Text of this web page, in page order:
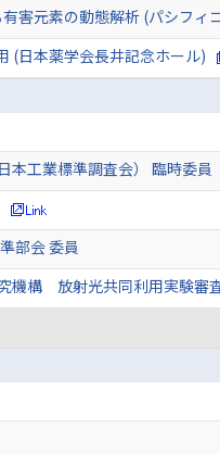
害元素の動態解析 (パシフィ
(日本薬学会長井記念ホール)
本工業標準調査会） 臨時委員
部会 委員
機構 放射光共同利用実験審